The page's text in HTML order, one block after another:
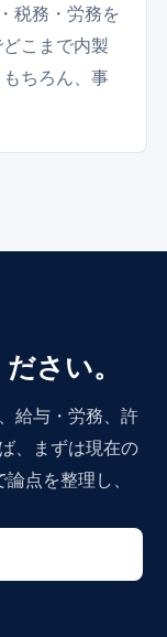
税務・労務を
こまで内製
ちろん、事
さい。
給与・労務、許
、まずは現在の
点を整理し、